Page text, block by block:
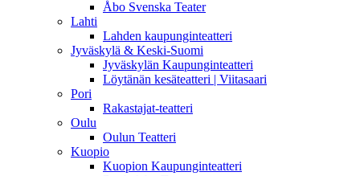
Åbo Svenska Teater
Lahti
Lahden kaupunginteatteri
Jyväskylä & Keski-Suomi
Jyväskylän Kaupunginteatteri
Löytänän kesäteatteri | Viitasaari
Pori
Rakastajat-teatteri
Oulu
Oulun Teatteri
Kuopio
Kuopion Kaupunginteatteri